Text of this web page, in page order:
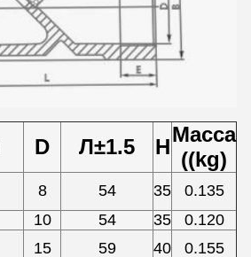
D Л±1.5 H
Масса
((kg)
8 54 35
0.135
10 54 35
0.120
15 59 40 0.155